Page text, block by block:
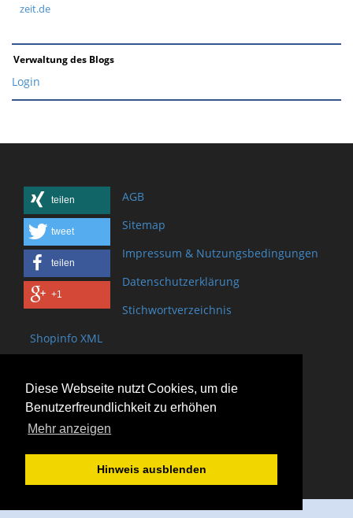
Diese Webseite nutzt Cookies, um die
Benutzerfreundlichkeit zu erhöhen
Mehr anzeigen
Hinweis ausblenden
zeit.de
Verwaltung des Blogs
Login
teilen
tweet
teilen
+1
AGB
Sitemap
Impressum & Nutzungsbedingungen
Datenschutzerklärung
Stichwortverzeichnis
Shopinfo XML
Bischof-Brand Straße 2
61440 Oberursel
(+49) 6171 - 98 11 80
(+49) 6171 - 98 28 10
service@onsite.org